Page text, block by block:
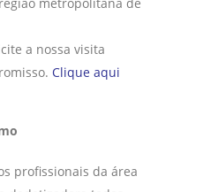
a nossa visita
Clique aqui
profissionais da área